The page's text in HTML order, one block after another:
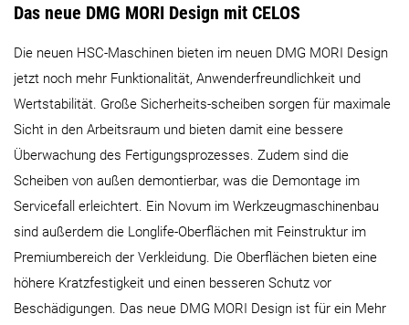
Das neue DMG MORI Design mit CELOS
Die neuen HSC-Maschinen bieten im neuen DMG MORI Design
jetzt noch mehr Funktionalität, Anwenderfreundlichkeit und
Wertstabilität. Große Sicherheits-scheiben sorgen für maximale
Sicht in den Arbeitsraum und bieten damit eine bessere
Überwachung des Fertigungsprozesses. Zudem sind die
Scheiben von außen demontierbar, was die Demontage im
Servicefall erleichtert. Ein Novum im Werkzeugmaschinenbau
sind außerdem die Longlife-Oberflächen mit Feinstruktur im
Premiumbereich der Verkleidung. Die Oberflächen bieten eine
höhere Kratzfestigkeit und einen besseren Schutz vor
Beschädigungen. Das neue DMG MORI Design ist für ein Mehr